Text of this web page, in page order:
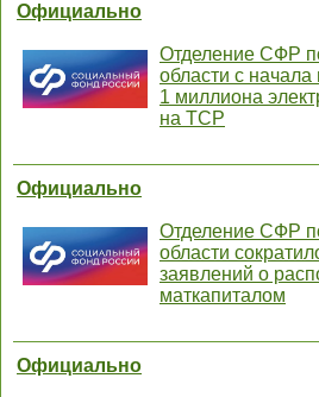
Официально
Отделение СФР
области с
1 миллиона
на ТСР
Официально
Отделение СФР
области
заявлений о
маткапиталом
Официально